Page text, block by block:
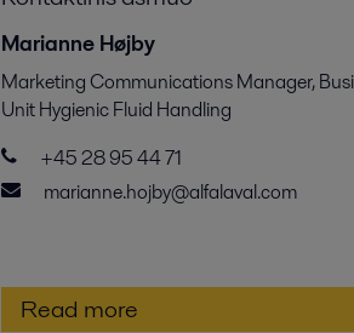
Marianne Højby
Marketing Communications Manager,
Unit Hygienic Fluid Handling
+45 28 95 44 71
marianne.hojby@alfalaval.com
Read more